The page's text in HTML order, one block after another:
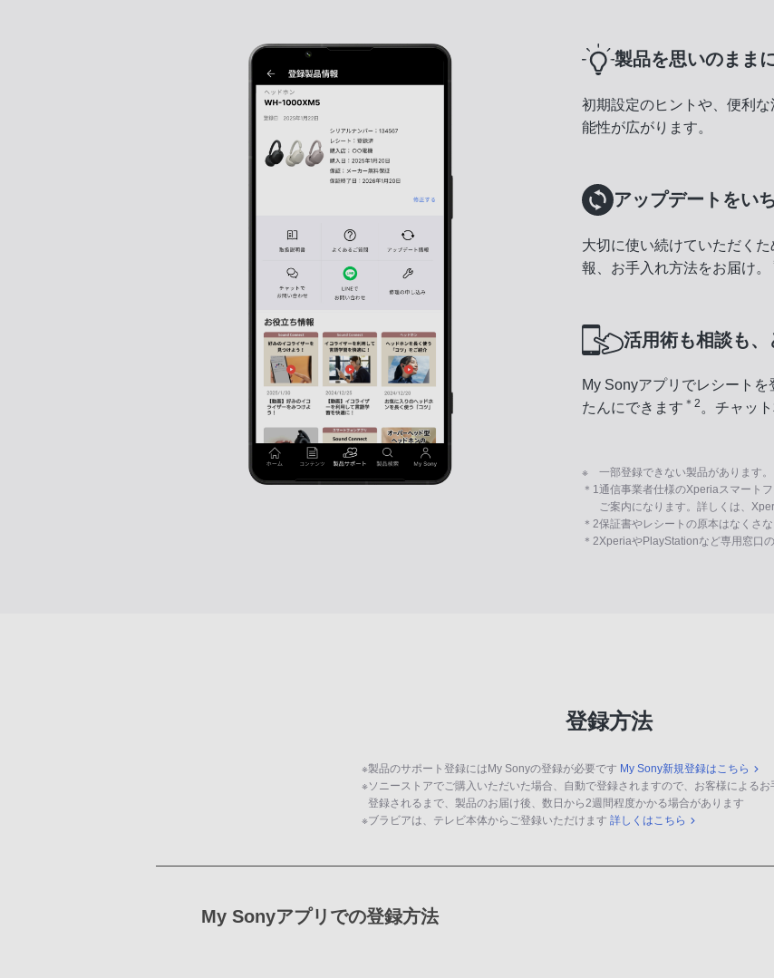
製品を思いのまま
初期設定のヒントや、便利
能性が広がります。
アップデートをい
大切に使い続けていただく
報、お手入れ方法をお届け。
活用術も相談も、
My Sonyアプリでレシート
たんにできます ＊2 。チャッ
※ 一部登録できない製品があります。
＊1通信事業者仕様のXperiaスマート
ご案内になります。詳しくは、
＊2保証書やレシートの原本はなくさ
＊2XperiaやPlayStationなど専用窓口
登録方法
※製品のサポート登録にはMy Sonyの登録が必要です My Sony新規登録はこちら
※ソニーストアでご購入いただいた場合、自動で登録されますので、お客様によるお
登録されるまで、製品のお届け後、数日から2週間程度かかる場合があります
※ブラビアは、テレビ本体からご登録いただけます 詳しくはこちら
My Sonyアプリでの登録方法